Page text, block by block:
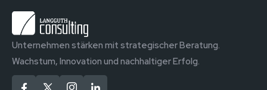
Unternehmen stärken mit strategischer Beratung.
Wachstum, Innovation und nachhaltiger Erfolg.